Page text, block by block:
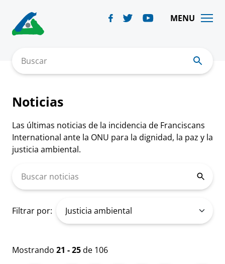
content
MENU
Buscar
Noticias
Las últimas noticias de la incidencia de Franciscans
International ante la ONU para la dignidad, la paz y la
justicia ambiental.
Buscar noticias
Filtrar por:
Mostrando 21 - 25de 106